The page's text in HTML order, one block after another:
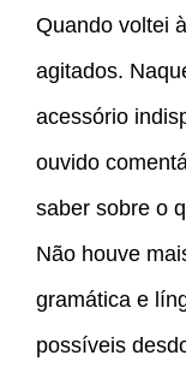
Quando voltei
agitados.
acessório
ouvido
saber sobre o
Não houve
gramática e
possíveis